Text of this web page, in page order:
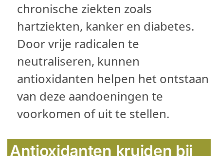
chronische ziekten zoals
hartziekten, kanker en diabetes.
Door vrije radicalen te
neutraliseren, kunnen
antioxidanten helpen het ontstaan
van deze aandoeningen te
voorkomen of uit te stellen.
Antioxidanten kruiden bij